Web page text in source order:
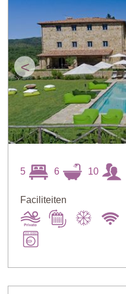
<
5 6 10
Faciliteiten